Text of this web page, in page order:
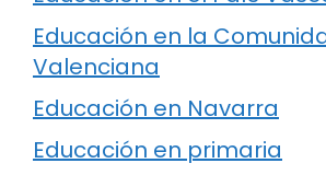
Educación en la
Valenciana
Educación en Navarra
Educación en primaria